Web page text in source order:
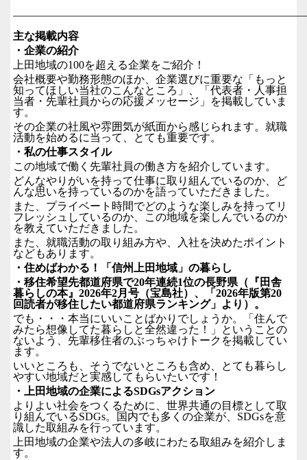
主な掲載内容
・企業の紹介
上田地域の100を超える企業をご紹介！
会社概要や勤務形態のほか、企業選びに重要な「もっと
知ってほしい当社のこんなところ」、「代表者・人事担
当者・先輩社員からの応援メッセージ」を掲載していま
す。
その企業の社風や雰囲気が紙面から感じられます。就職
活動を始めるに当って、とても重要です。
・私の仕事スタイル
この地域で働く先輩社員の働き方を紹介しています。
どんなやりがいを持って仕事に取り組んでいるのか、ど
んな思いを持っているのかを語っていただきました。
また、プライベート時間でどのような楽しみを持ってリ
フレッシュしているのか、この地域を楽しんでいるのか
を教えていただきました。
また、就職活動の取り組み方や、入社を決めたポイント
などもあります。
・住めばわかる！「信州上田地域」の暮らし
・移住希望先都道府県で20年連続1位の長野県（『田舎
暮らしの本』2026年2月号（宝島社）、「2026年版第20
回読者が移住したい都道府県ランキング」より）。
でも・・・本当にいいことばかりでしょうか。「住んで
みたら想像してた暮らしと全然違った！」ということの
ないよう、先輩移住者のぶっちゃけトークを掲載してい
ます。
いいところも、そうでないところも含め、とても暮らし
やすい地域だと実感してもらいたいです！
・上田地域の企業によるSDGsアクション
よりよい社会をつくるために、世界共通の目標として取
り組んでいるSDGs。国内でも多くの企業が、 SDGsを意
識した取組みを行っています。
上田地域の企業や法人の多岐にわたる取組みを紹介しま
す。